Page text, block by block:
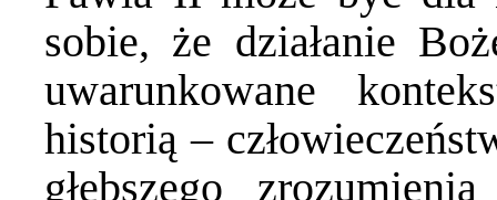
sobie, że działanie
uwarunkowane
historią –
głębszego